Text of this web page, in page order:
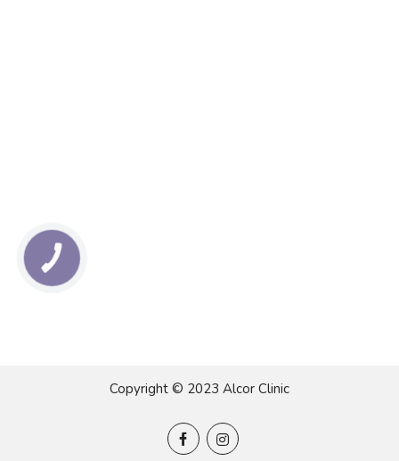
Copyright © 2023 Alcor Clinic
КНОПКА
ЗВ'ЯЗКУ